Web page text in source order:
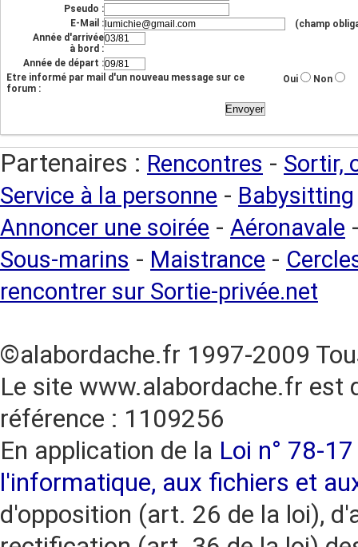
Pseudo :
E-Mail :
(champ
Année d'arrivée
à bord :
Année de départ :
Etre informé par mail d'un nouveau message sur ce
forum :
Oui Non
Partenaires : Rencontres - Sortir,
Service à la personne - Babysitting
Annoncer une soirée - Aéronavale
Sous-marins - Maistrance -
rencontrer sur Sortie-privée.net
©alabordache.fr 1997-2009
Le site www.alabordache.fr est
référence : 1109256
En application de la Loi n° 78-
l'informatique, aux fichiers et
d'opposition (art. 26 de la loi),